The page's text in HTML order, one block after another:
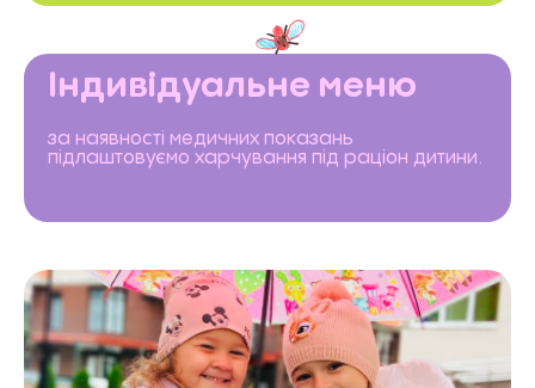
Індивідуальне меню
за наявності медичних показань
підлаштовуємо харчування під раціон дитини.